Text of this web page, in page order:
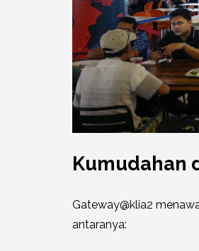
Kumudahan
Gateway@klia2
antaranya: